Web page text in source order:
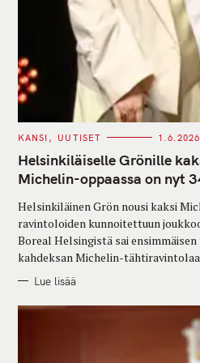
C
T
E
G
O
I
E
S
KANSI UUTISET 1.6.2026
Helsinkiläiselle Grönille
Michelin-oppaassa on nyt
Helsinkiläinen Grön nousi kaksi
ravintoloiden kunnoitettuun
Boreal Helsingistä sai
kahdeksan Michelin-
Lue lisää